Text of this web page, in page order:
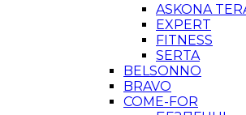
ASKONA
EXPERT
FITNESS
SERTA
BELSONNO
BRAVO
COME-FOR